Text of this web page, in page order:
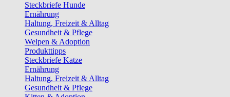
Steckbriefe Hunde
Ernährung
Haltung, Freizeit & Alltag
Gesundheit & Pflege
Welpen & Adoption
Produkttipps
Steckbriefe Katze
Ernährung
Haltung, Freizeit & Alltag
Gesundheit & Pflege